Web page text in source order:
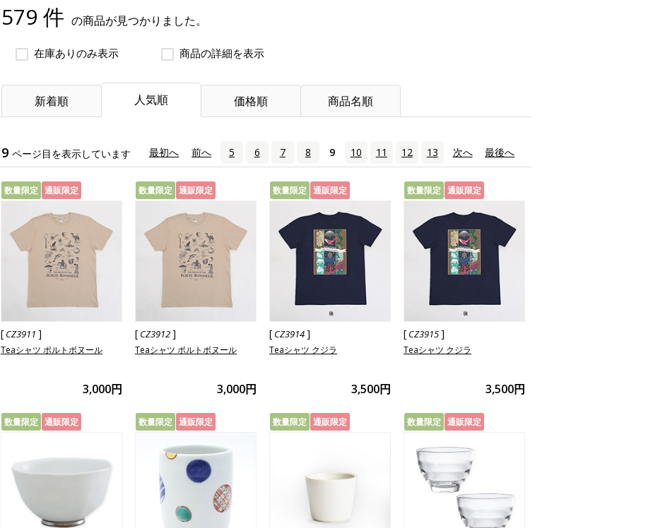
579 件 の商品が見つかりました。
在庫ありのみ表示 商品の詳細を表示
新着順 人気順 価格順 商品名順
9 ページ目を表示しています 最初へ 前へ 5 6 7 8 9 10 11 12 13 次へ 最後へ
数量限定 通販限定
[ CZ3911 ]
Teaシャツ ポルトボヌール
3,000円
数量限定 通販限定
[ CZ3912]
Teaシャツ ポルトボヌール
3,000円
数量限定 通販限定
[ CZ3914]
Teaシャツ クジラ
3,500円
数量限定 通販限定
[ CZ3915]
Teaシャツ クジラ
3,500円
数量限定 通販限定 数量限定 通販限定 数量限定 通販限定 数量限定 通販限定